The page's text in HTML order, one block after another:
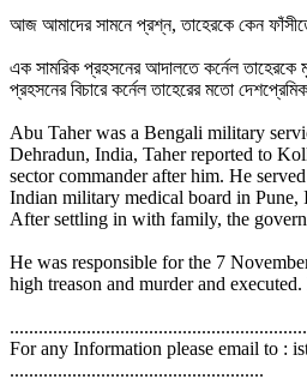
আজ আমাদের সামনে প্রশ্ন, তাহেরকে কেন
এক সামরিক প্রহসনের আদালতে কর্নেল তাহেরকে
প্রহসনের বিচারে কর্নেল তাহেরের মতো
Abu Taher was a Bengali military
Dehradun, India, Taher reported to
sector commander after him. He
Indian military medical board in Pune,
After settling in with family, the
He was responsible for the 7
high treason and murder and
For any Information please email to :
.....................................................